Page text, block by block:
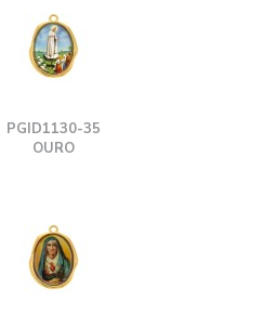
PGID1130-35
OURO